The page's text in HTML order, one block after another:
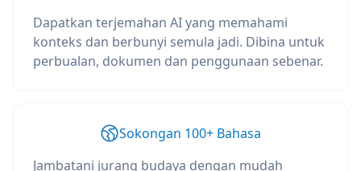
Dapatkan terjemahan AI yang memahami
konteks dan berbunyi semula jadi. Dibina untuk
perbualan, dokumen dan penggunaan sebenar.
Sokongan 100+ Bahasa
Jambatani jurang budaya dengan mudah